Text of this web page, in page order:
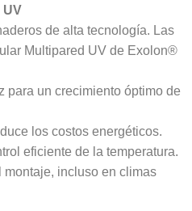
UV
de alta tecnología. Las
Multipared UV de Exolon®
para un crecimiento óptimo de
los costos energéticos.
eficiente de la temperatura.
incluso en climas